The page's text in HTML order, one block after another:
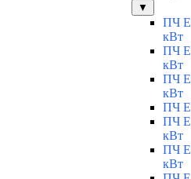
▼
ПЧ
кВт
ПЧ
кВт
ПЧ
кВт
ПЧ
ПЧ
кВт
ПЧ
кВт